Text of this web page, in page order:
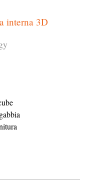
interna 3D